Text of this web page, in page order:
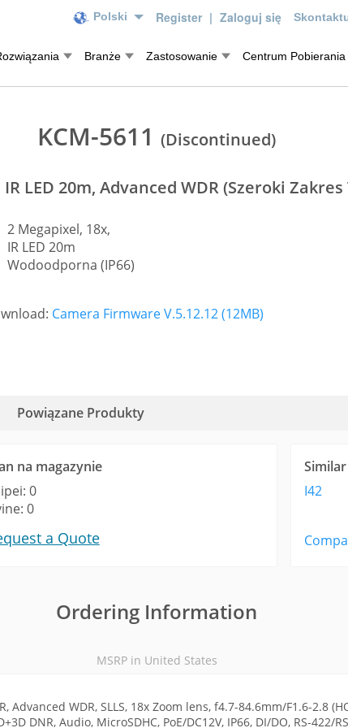
Polski Register | Zaloguj się
Branże Zastosowanie Centrum Pobierania
KCM-5611 (Discontinued)
LED 20m, Advanced WDR (Szeroki
2 Megapixel, 18x,
IR LED 20m
Wodoodporna (IP66)
Camera Firmware V.5.12.12 (12MB)
Powiązane Produkty
na magazynie
0
0
a Quote
I42
Ordering Information
MSRP in United States
Advanced WDR, SLLS, 18x Zoom lens, f4.7-84.6mm/F1.6-2.8
DNR, Audio, MicroSDHC, PoE/DC12V, IP66, DI/DO, RS-422/